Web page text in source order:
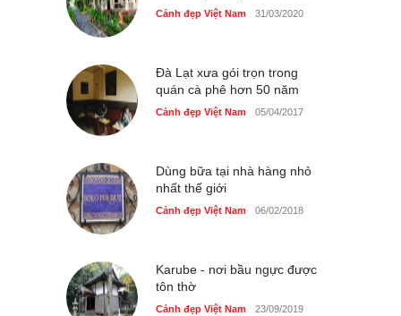
Những món ăn đồng quê
Cảnh đẹp Việt Nam 31/03/2020
Đà Lạt xưa gói trọn trong
quán cà phê hơn 50 năm
Cảnh đẹp Việt Nam 05/04/2017
Dùng bữa tại nhà hàng nhỏ
nhất thế giới
Cảnh đẹp Việt Nam 06/02/2018
Karube - nơi bầu ngực được
tôn thờ
Cảnh đẹp Việt Nam 23/09/2019